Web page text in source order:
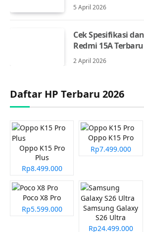
5 April 2026
Cek Spesifikasi
Redmi 15A Terbaru
2 April 2026
Daftar HP Terbaru 2026
Oppo K15 Pro
Plus
Rp8.499.000
Oppo K15 Pro
Rp7.499.000
Poco X8 Pro
Rp5.599.000
Samsung Galaxy
S26 Ultra
Rp24.499.000